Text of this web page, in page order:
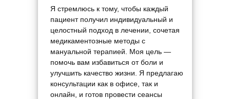
Я стремлюсь к тому, чтобы каждый
пациент получил индивидуальный и
целостный подход в лечении, сочетая
медикаментозные методы с
мануальной терапией. Моя цель —
помочь вам избавиться от боли и
улучшить качество жизни. Я предлагаю
консультации как в офисе, так и
онлайн, и готов провести сеансы